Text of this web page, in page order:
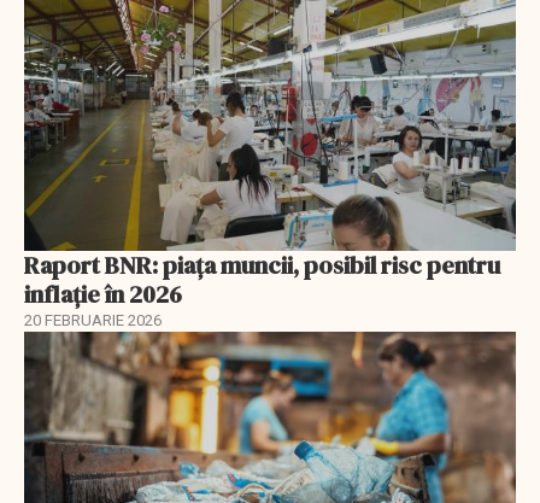
Raport BNR: piața muncii, posibil risc pentru
inflație în 2026
20 FEBRUARIE 2026